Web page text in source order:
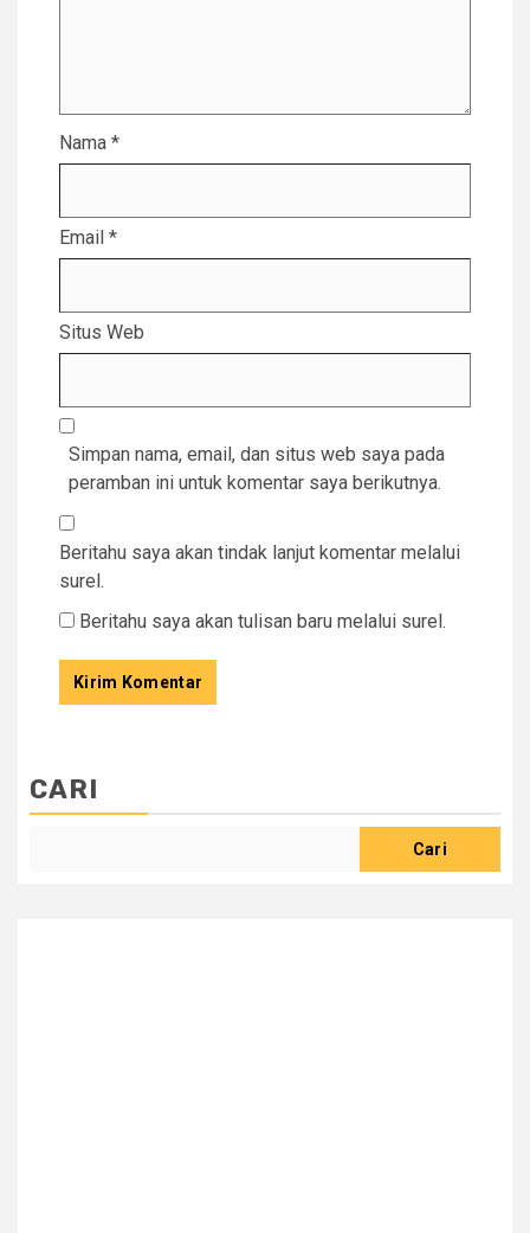
Nama *
Email *
Situs Web
Simpan nama, email, dan situs web saya pada
peramban ini untuk komentar saya berikutnya.
Beritahu saya akan tindak lanjut komentar melalui
surel.
Beritahu saya akan tulisan baru melalui surel.
CARI
Cari